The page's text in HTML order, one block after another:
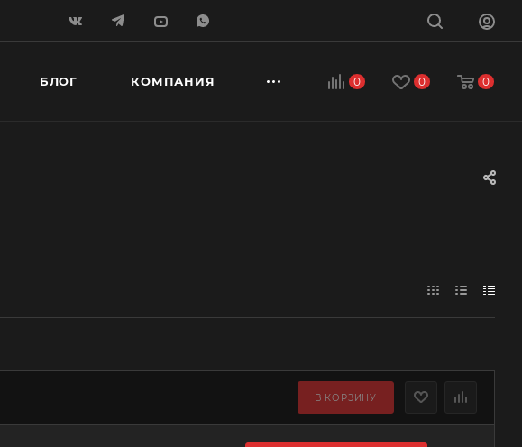
0 0 0
БЛОГ КОМПАНИЯ
В КОРЗИНУ